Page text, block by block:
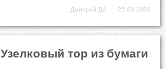
Дмитрий ДА 25.03.2009
Узелковый тор из бумаги